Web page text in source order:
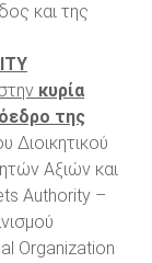
και της
κυρία
της
Διοικητικού
Αξιών και
Authority –
Organization